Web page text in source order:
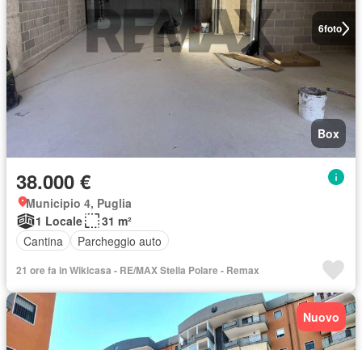
6foto
Box
38.000 €
Municipio 4, Puglia
1 Locale
31 m²
Cantina
Parcheggio auto
21 ore fa in Wikicasa - RE/MAX Stella Polare - Remax
Nuovo